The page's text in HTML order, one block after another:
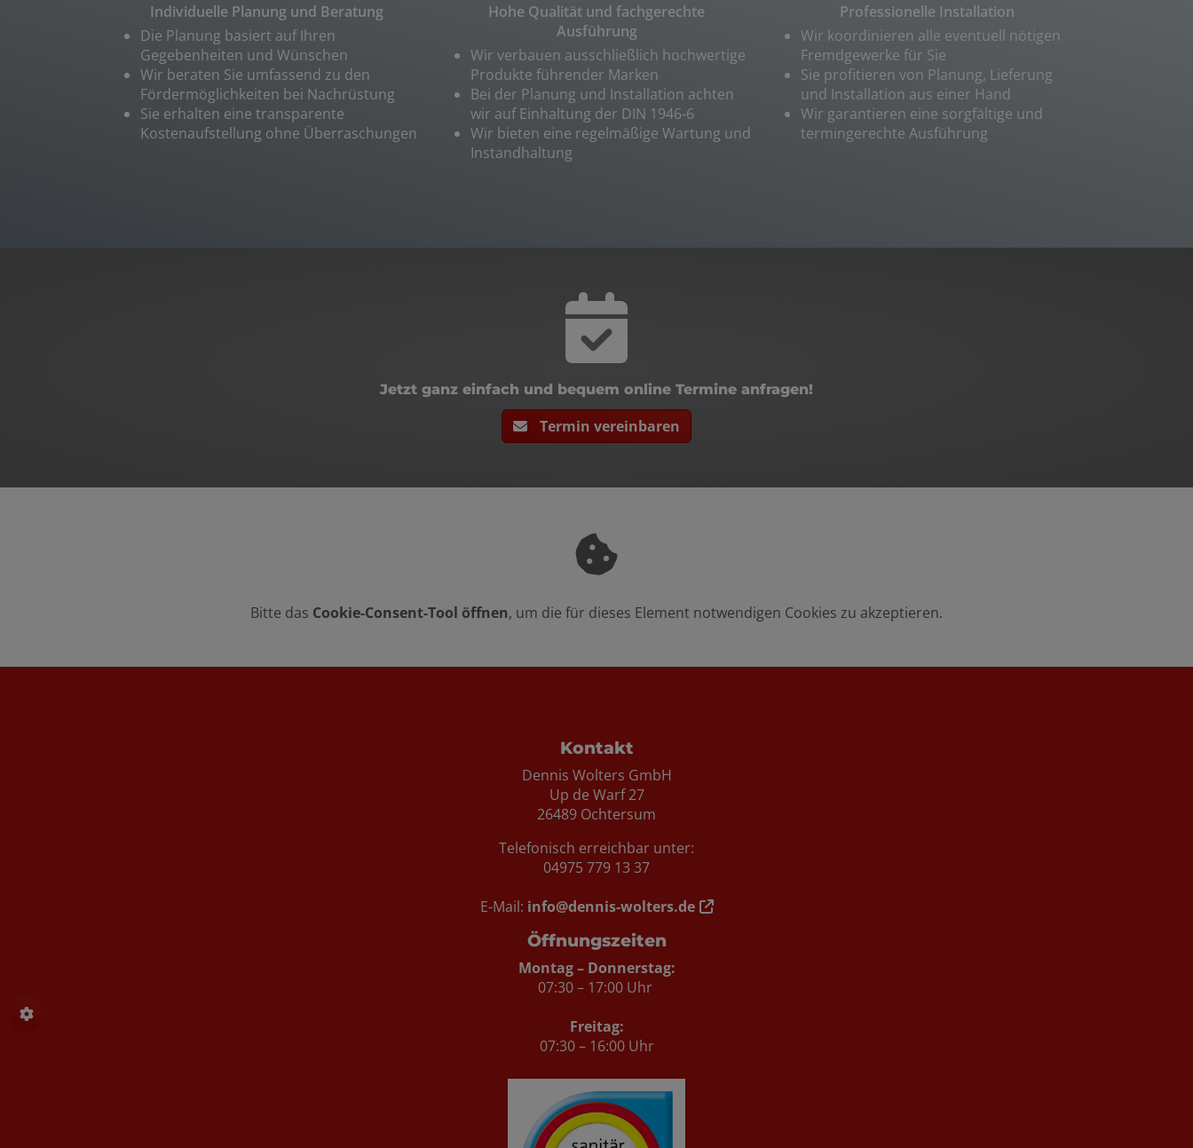
Individuelle Planung und Beratung
Die Planung basiert auf Ihren
Gegebenheiten und Wünschen
Wir beraten Sie umfassend zu den
Fördermöglichkeiten bei Nachrüstung
Sie erhalten eine transparente
Kostenaufstellung ohne Überraschungen
Hohe Qualität und fachgerechte
Ausführung
Wir verbauen ausschließlich hochwertige
Produkte führender Marken
Bei der Planung und Installation achten
wir auf Einhaltung der DIN 1946-6
Wir bieten eine regelmäßige Wartung und
Instandhaltung
Professionelle Installation
Wir koordinieren alle eventuell nötigen
Fremdgewerke für Sie
Sie profitieren von Planung, Lieferung
und Installation aus einer Hand
Wir garantieren eine sorgfältige und
termingerechte Ausführung
Jetzt ganz einfach und bequem online Termine anfragen!
Termin vereinbaren
Bitte das Cookie-Consent-Tool öffnen, um die für dieses Element notwendigen Cookies zu akzeptieren.
Kontakt
Dennis Wolters GmbH
Up de Warf 27
26489 Ochtersum
Telefonisch erreichbar unter:
04975 779 13 37
E-Mail: info@dennis-wolters.de
Öffnungszeiten
Montag – Donnerstag:
07:30 – 17:00 Uhr
Freitag:
07:30 – 16:00 Uhr